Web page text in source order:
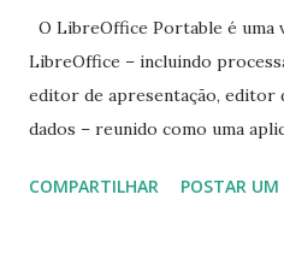
O LibreOffice Portable é uma
LibreOffice – incluindo
editor de apresentação, editor
dados – reunido como uma
para trabalhar com eles onde
COMPARTILHAR POSTAR